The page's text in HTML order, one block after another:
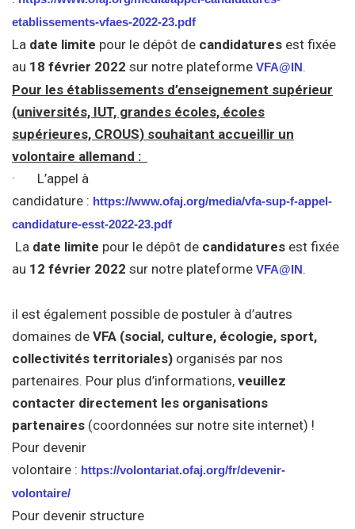
etablissements-vfaes-2022-23.pdf
La date limite pour le dépôt de candidatures est fixée
au 18 février 2022 sur notre plateforme VFA@IN.
Pour les établissements d’enseignement supérieur
(universités, IUT, grandes écoles, écoles
supérieures, CROUS) souhaitant accueillir un
volontaire allemand :
· L’appel à
candidature : https://www.ofaj.org/media/vfa-sup-f-appel-
candidature-esst-2022-23.pdf
La date limite pour le dépôt de candidatures est fixée
au 12 février 2022 sur notre plateforme VFA@IN.
il est également possible de postuler à d’autres
domaines de VFA (social, culture, écologie, sport,
collectivités territoriales) organisés par nos
partenaires. Pour plus d’informations, veuillez
contacter directement les organisations
partenaires (coordonnées sur notre site internet) !
Pour devenir
volontaire : https://volontariat.ofaj.org/fr/devenir-
volontaire/
Pour devenir structure